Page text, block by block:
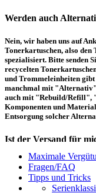
Werden auch
Nein, wir haben uns auf
Tonerkartuschen, also
spezialisiert. Bitte senden
recycelten
und Trommeleinheiten gibt
manchmal mit
auch mit "Rebuild/Refill",
Komponenten und
Entsorgung solcher
Ist der Versand für
Ein kostenfreier,
Palettenabholung) ist erst
150,00€ pro Palette
Rücksendekosten auf
Maximale
Fragen/FAQ
Tipps und Tricks